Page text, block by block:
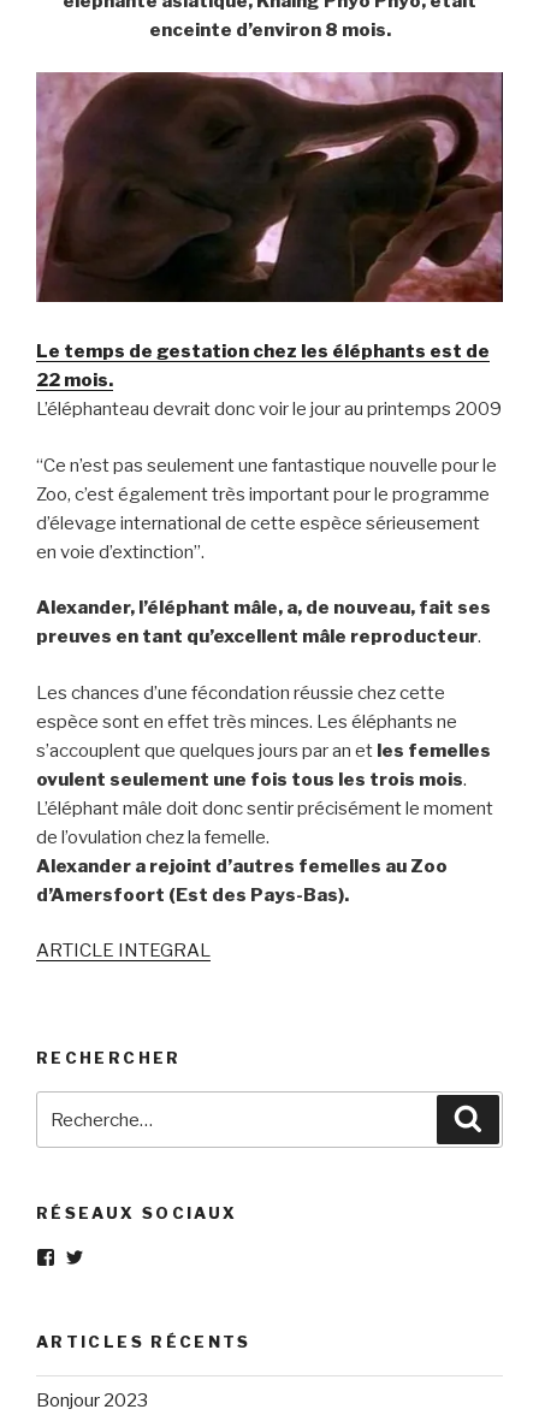
enceinte d’environ 8 mois.
Le temps de gestation chez les éléphants est de
22 mois.
L’éléphanteau devrait donc voir le jour au printemps 2009
“Ce n’est pas seulement une fantastique nouvelle pour le
Zoo, c’est également très important pour le programme
d’élevage international de cette espèce sérieusement
en voie d’extinction”.
Alexander, l’éléphant mâle, a, de nouveau, fait ses
preuves en tant qu’excellent mâle reproducteur.
Les chances d’une fécondation réussie chez cette
espèce sont en effet très minces. Les éléphants ne
s’accouplent que quelques jours par an et les femelles
ovulent seulement une fois tous les trois mois.
L’éléphant mâle doit donc sentir précisément le moment
de l’ovulation chez la femelle.
Alexander a rejoint d’autres femelles au Zoo
d’Amersfoort (Est des Pays-Bas).
ARTICLE INTEGRAL
RECHERCHER
RÉSEAUX SOCIAUX
Voir
Eléphant-
Gris-
160596147294205
sur
Facebook
Voir
elephantgris
sur
Twitter
ARTICLES RÉCENTS
Bonjour 2023